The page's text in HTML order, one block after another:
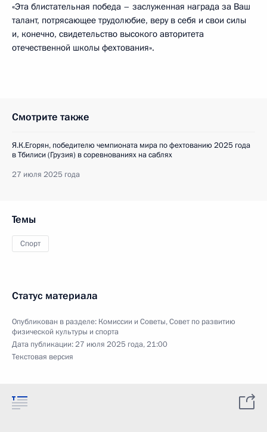
«Эта блистательная победа – заслуженная награда за Ваш
талант, потрясающее трудолюбие, веру в себя и свои силы
и, конечно, свидетельство высокого авторитета
отечественной школы фехтования».
Смотрите также
Я.К.Егорян, победителю чемпионата мира по фехтованию 2025 года
в Тбилиси (Грузия) в соревнованиях на саблях
27 июля 2025 года
Темы
Спорт
Статус материала
Опубликован в разделе: Комиссии и Советы,Совет по развитию
физической культуры и спорта
Дата публикации:27 июля 2025 года, 21:00
Текстовая версия